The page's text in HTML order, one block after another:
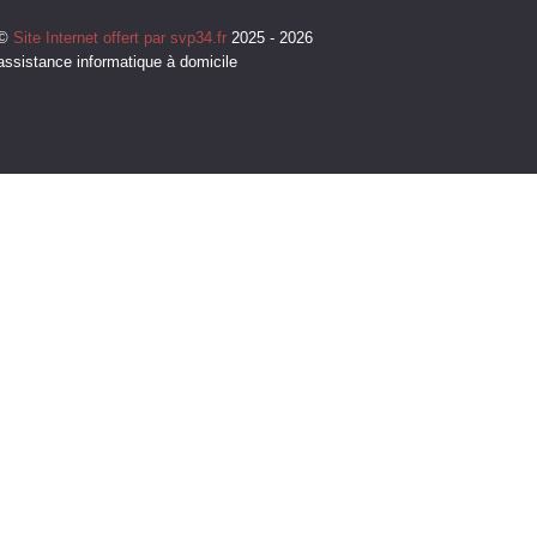
Site Internet offert par svp34.fr2025 - 2026
informatique à domicile